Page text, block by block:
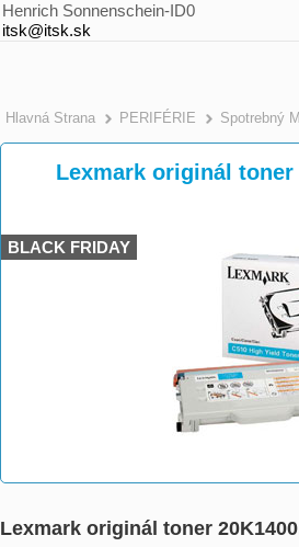
Henrich Sonnenschein-ID0
itsk@itsk.sk
Hlavná Strana >
PERIFÉRIE Spotrebný
Lexmark originál toner
BLACK FRIDAY
Lexmark originál toner